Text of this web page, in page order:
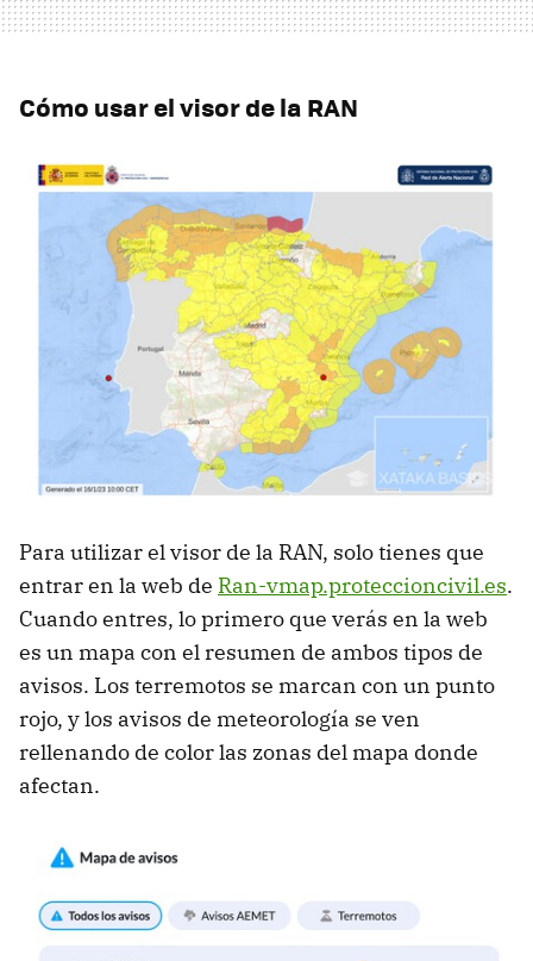
Cómo usar el visor de la RAN
Para utilizar el visor de la RAN, solo tienes que
entrar en la web de Ran-vmap.proteccioncivil.es.
Cuando entres, lo primero que verás en la web
es un mapa con el resumen de ambos tipos de
avisos. Los terremotos se marcan con un punto
rojo, y los avisos de meteorología se ven
rellenando de color las zonas del mapa donde
afectan.